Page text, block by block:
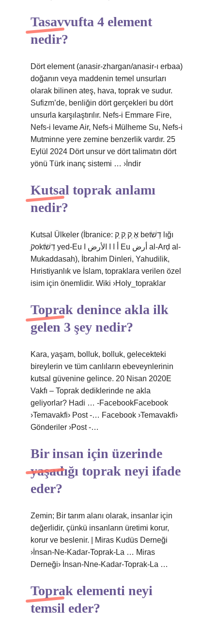
Tasavvufta 4 element
nedir?
Dört element (anasir-zhargan/anasir-ı erbaa)
doğanın veya maddenin temel unsurları
olarak bilinen ateş, hava, toprak ve sudur.
Sufizm’de, benliğin dört gerçekleri bu dört
unsurla karşılaştırılır. Nefs-i Emmare Fire,
Nefs-i levame Air, Nefs-i Mülheme Su, Nefs-i
Mutminne yere zemine benzerlik vardır. 25
Eylül 2024 Dört unsur ve dört talimatın dört
yönü Türk inanç sistemi … ›İndir
Kutsal toprak anlamı
nedir?
Kutsal Ülkeler (İbranice: אֶ ַק ַק ַק betֹדֵשׁ lığı
Mukaddasah), İbrahim Dinleri, Yahudilik,
Hıristiyanlık ve İslam, topraklara verilen özel
isim için önemlidir. Wiki ›Holy_topraklar
Toprak denince akla ilk
gelen 3 şey nedir?
Kara, yaşam, bolluk, bolluk, gelecekteki
bireylerin ve tüm canlıların ebeveynlerinin
kutsal güvenine gelince. 20 Nisan 2020E
Vakfı – Toprak dediklerinde ne akla
geliyorlar? Hadi … -FacebookFacebook
›Temavakfi› Post -… Facebook ›Temavakfi›
Gönderiler ›Post -…
Bir insan için üzerinde
yaşadığı toprak neyi ifade
eder?
Zemin; Bir tarım alanı olarak, insanlar için
değerlidir, çünkü insanların üretimi korur,
korur ve beslenir. | Miras Kudüs Derneği
›İnsan-Ne-Kadar-Toprak-La … Miras
Derneği› İnsan-Nne-Kadar-Toprak-La …
Toprak elementi neyi
temsil eder?